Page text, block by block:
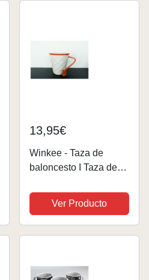
13,95€
Winkee - Taza de
baloncesto I Taza de
de té en diseño de
baloncesto I 400 ml I
Must have para los
Ver Producto